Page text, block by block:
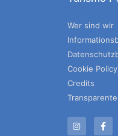
Wer sind wir
Cookie
Credits